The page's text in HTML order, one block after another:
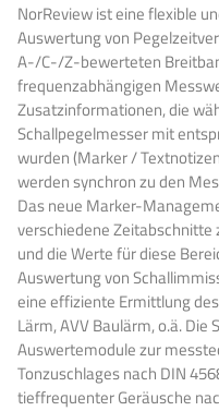
NorReview ist eine flexible
Auswertung von
A-/C-/Z-bewerteten
frequenzabhängigen
Zusatzinformationen, die
Schallpegelmesser mit
wurden (Marker /
werden synchron zu den
Das neue Marker-
verschiedene
und die Werte für diese
Auswertung von
eine effiziente Ermittlung
Lärm, AVV Baulärm, o.ä.
Auswertemodule zur
Tonzuschlages nach DIN
tieffrequenter Geräusche